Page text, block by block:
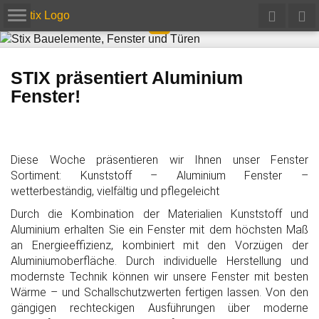
STIX präsentiert Aluminium
Fenster!
Diese Woche präsentieren wir Ihnen unser Fenster
Sortiment: Kunststoff – Aluminium Fenster –
wetterbeständig, vielfältig und pflegeleicht
Durch die Kombination der Materialien Kunststoff und
Aluminium erhalten Sie ein Fenster mit dem höchsten Maß
an Energieeffizienz, kombiniert mit den Vorzügen der
Aluminiumoberfläche. Durch individuelle Herstellung und
modernste Technik können wir unsere Fenster mit besten
Wärme – und Schallschutzwerten fertigen lassen. Von den
gängigen rechteckigen Ausführungen über moderne